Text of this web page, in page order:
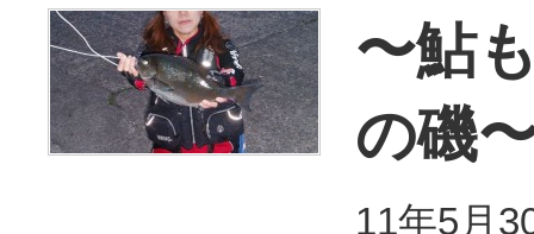
〜鮎
の磯
11年5月